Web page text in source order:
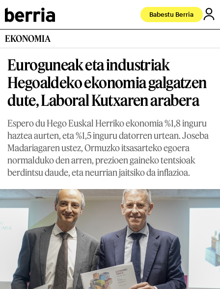
Babestu Berria
EKONOMIA
Euroguneak eta industriak
Hegoaldeko ekonomia galgatzen
dute, Laboral Kutxaren arabera
Espero du Hego Euskal Herriko ekonomia %1,8 inguru
haztea aurten, eta %1,5 inguru datorren urtean. Joseba
Madariagaren ustez, Ormuzko itsasarteko egoera
normalduko den arren, prezioen gaineko tentsioak
berdintsu daude, eta neurrian jaitsiko da inflazioa.